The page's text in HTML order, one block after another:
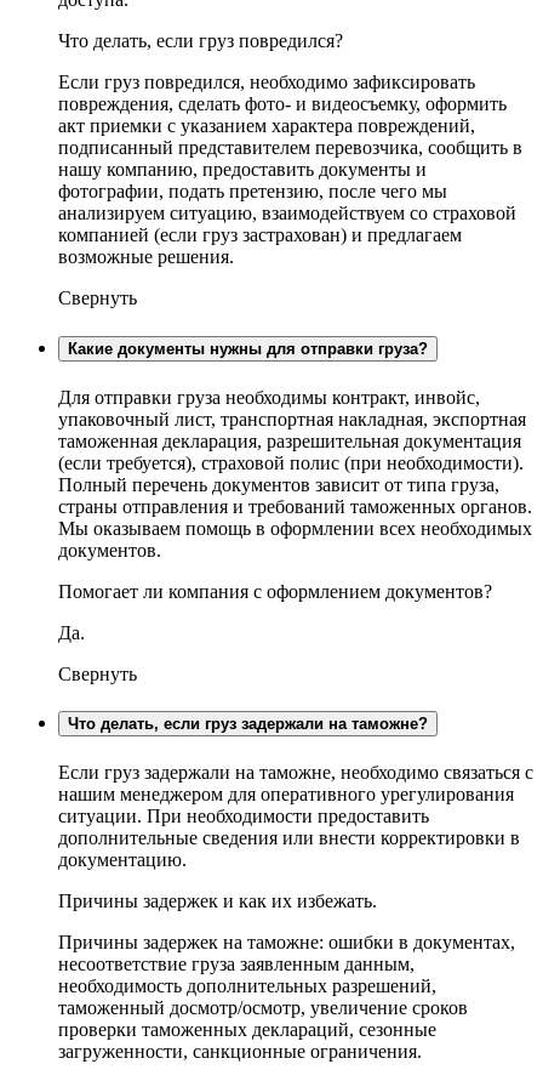
Что делать, если груз повредился?
Если груз повредился, необходимо зафиксировать
повреждения, сделать фото- и видеосъемку, оформить
акт приемки с указанием характера повреждений,
подписанный представителем перевозчика, сообщить в
нашу компанию, предоставить документы и
фотографии, подать претензию, после чего мы
анализируем ситуацию, взаимодействуем со страховой
компанией (если груз застрахован) и предлагаем
возможные решения.
Свернуть
Какие документы нужны для отправки груза?
Для отправки груза необходимы контракт, инвойс,
упаковочный лист, транспортная накладная, экспортная
таможенная декларация, разрешительная документация
(если требуется), страховой полис (при необходимости).
Полный перечень документов зависит от типа груза,
страны отправления и требований таможенных органов.
Мы оказываем помощь в оформлении всех необходимых
документов.
Помогает ли компания с оформлением документов?
Да.
Свернуть
Что делать, если груз задержали на таможне?
Если груз задержали на таможне, необходимо связаться с
нашим менеджером для оперативного урегулирования
ситуации. При необходимости предоставить
дополнительные сведения или внести корректировки в
документацию.
Причины задержек и как их избежать.
Причины задержек на таможне: ошибки в документах,
несоответствие груза заявленным данным,
необходимость дополнительных разрешений,
таможенный досмотр/осмотр, увеличение сроков
проверки таможенных деклараций, сезонные
загруженности, санкционные ограничения.